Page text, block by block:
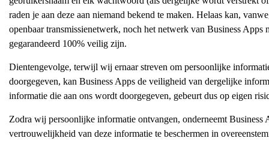
raden je aan deze aan niemand bekend te maken. Helaas kan,
openbaar transmissienetwerk, noch het netwerk van Business Apps
gegarandeerd 100% veilig zijn.
Dientengevolge, terwijl wij ernaar streven om persoonlijke
doorgegeven, kan Business Apps de veiligheid van dergelijke
informatie die aan ons wordt doorgegeven, gebeurt dus op eigen
Zodra wij persoonlijke informatie ontvangen, onderneemt Business
vertrouwelijkheid van deze informatie te beschermen in